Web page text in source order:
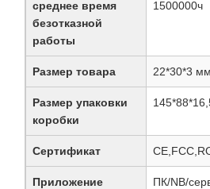
среднее время
безотказной
работы
1500000ч
Размер товара 22*30*3 мм
Размер упаковки
коробки
Сертификат
Приложение ПК/NB/